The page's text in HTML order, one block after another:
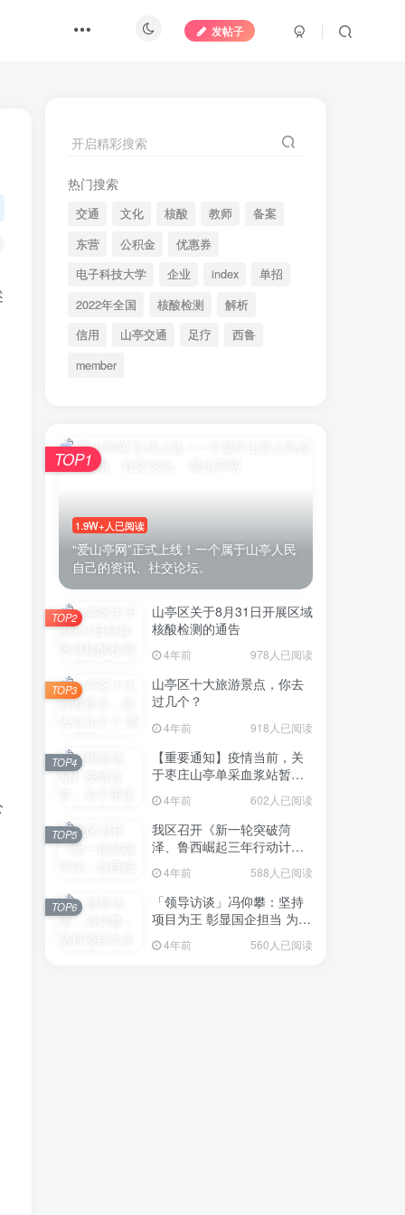
发帖子
开启精彩搜索
热门搜索
交通 文化 核酸 教师
备案
东营
公积金
优惠券
电子科技大学
企业 index
单招
2022年全国
核酸检测
解析
信用
山亭交通 足疗
西鲁
member
1.9W+人已阅读
“爱山亭网”正式上线！一个属于山亭人民
自己的资讯、社交论坛。
TOP1
山亭区关于8月31日开展区域
核酸检测的通告
4年前 978人已阅读
TOP2
山亭区十大旅游景点，你去
过几个？
4年前 918人已阅读
TOP3
【重要通知】疫情当前，关
于枣庄山亭单采血浆站暂停
4年前 602人已阅读
TOP4
我区召开《新一轮突破菏
泽、鲁西崛起三年行动计划
意见稿）政策分析研判会议
4年前 588人已阅读
TOP5
「领导访谈」冯仰攀：坚持
项目为王 彰显国企担当 为全
点项目建设贡献“交发力量”
4年前 560人已阅读
TOP6
微信登录